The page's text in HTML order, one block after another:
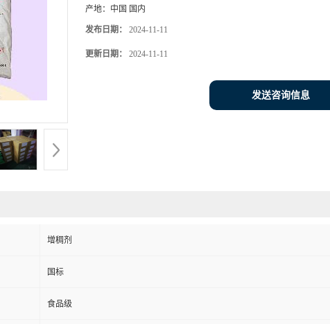
产地： 中国 国内
发布日期： 2024-11-11
更新日期： 2024-11-11
发送咨询信息
增稠剂
国标
食品级